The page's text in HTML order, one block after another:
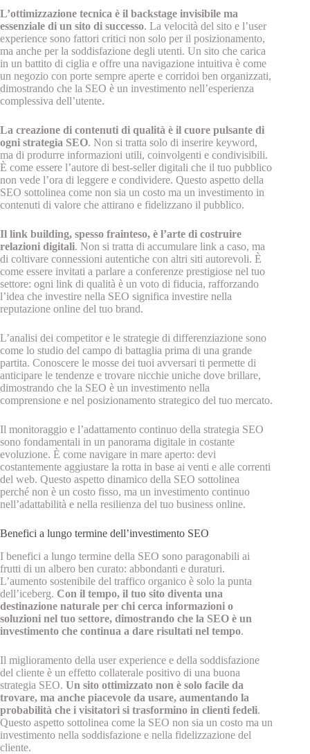
L’ottimizzazione tecnica è il backstage invisibile ma
essenziale di un sito di successo. La velocità del sito e l’user
experience sono fattori critici non solo per il posizionamento,
ma anche per la soddisfazione degli utenti. Un sito che carica
in un battito di ciglia e offre una navigazione intuitiva è come
un negozio con porte sempre aperte e corridoi ben organizzati,
dimostrando che la SEO è un investimento nell’esperienza
complessiva dell’utente.
La creazione di contenuti di qualità è il cuore pulsante di
ogni strategia SEO. Non si tratta solo di inserire keyword,
ma di produrre informazioni utili, coinvolgenti e condivisibili.
È come essere l’autore di best-seller digitali che il tuo pubblico
non vede l’ora di leggere e condividere. Questo aspetto della
SEO sottolinea come non sia un costo ma un investimento in
contenuti di valore che attirano e fidelizzano il pubblico.
Il link building, spesso frainteso, è l’arte di costruire
relazioni digitali. Non si tratta di accumulare link a caso, ma
di coltivare connessioni autentiche con altri siti autorevoli. È
come essere invitati a parlare a conferenze prestigiose nel tuo
settore: ogni link di qualità è un voto di fiducia, rafforzando
l’idea che investire nella SEO significa investire nella
reputazione online del tuo brand.
L’analisi dei competitor e le strategie di differenziazione sono
come lo studio del campo di battaglia prima di una grande
partita. Conoscere le mosse dei tuoi avversari ti permette di
anticipare le tendenze e trovare nicchie uniche dove brillare,
dimostrando che la SEO è un investimento nella
comprensione e nel posizionamento strategico del tuo mercato.
Il monitoraggio e l’adattamento continuo della strategia SEO
sono fondamentali in un panorama digitale in costante
evoluzione. È come navigare in mare aperto: devi
costantemente aggiustare la rotta in base ai venti e alle correnti
del web. Questo aspetto dinamico della SEO sottolinea
perché non è un costo fisso, ma un investimento continuo
nell’adattabilità e nella resilienza del tuo business online.
Benefici a lungo termine dell’investimento SEO
I benefici a lungo termine della SEO sono paragonabili ai
frutti di un albero ben curato: abbondanti e duraturi.
L’aumento sostenibile del traffico organico è solo la punta
dell’iceberg. Con il tempo, il tuo sito diventa una
destinazione naturale per chi cerca informazioni o
soluzioni nel tuo settore, dimostrando che la SEO è un
investimento che continua a dare risultati nel tempo.
Il miglioramento della user experience e della soddisfazione
del cliente è un effetto collaterale positivo di una buona
strategia SEO. Un sito ottimizzato non è solo facile da
trovare, ma anche piacevole da usare, aumentando la
probabilità che i visitatori si trasformino in clienti fedeli.
Questo aspetto sottolinea come la SEO non sia un costo ma un
investimento nella soddisfazione e nella fidelizzazione del
cliente.